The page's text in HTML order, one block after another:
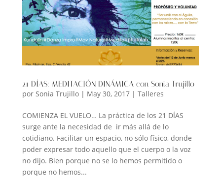
21 DÍAS: MEDITACIÓN DINÁMICA con Sonia Trujillo
por Sonia Trujillo| May 30, 2017| Talleres
COMIENZA EL VUELO… La práctica de los 21 DÍAS
surge ante la necesidad de ir más allá de lo
cotidiano. Facilitar un espacio, no sólo físico, donde
poder expresar todo aquello que el cuerpo o la voz
no dijo. Bien porque no se lo hemos permitido o
porque no hemos...